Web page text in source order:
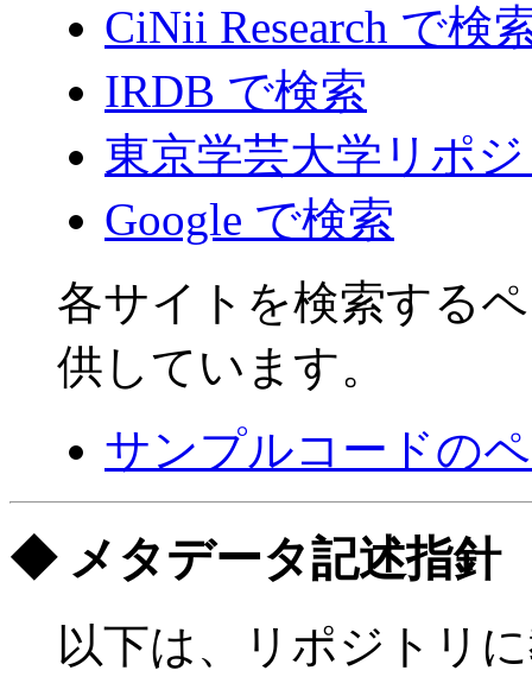
CiNii Research で検
IRDB で検索
東京学芸大学リポ
Google で検索
各サイトを検索する
供しています。
サンプルコードの
◆ メタデータ記述指針
以下は、リポジトリ